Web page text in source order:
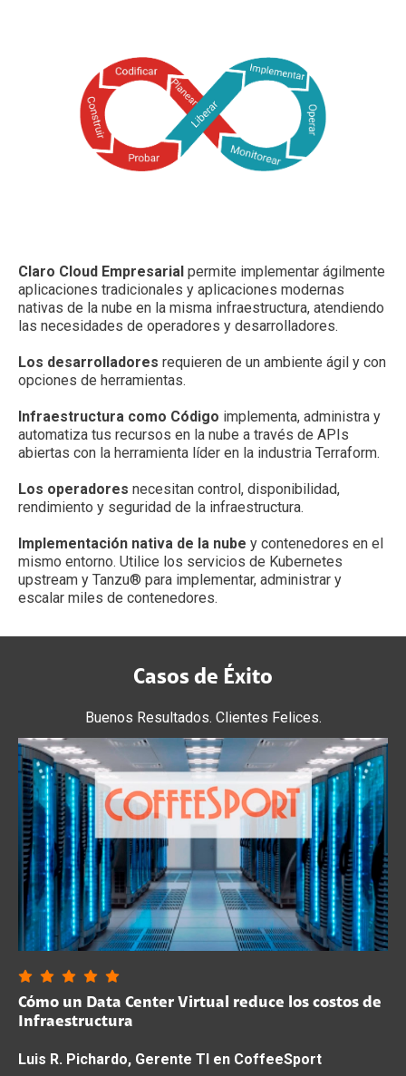
Claro Cloud Empresarial permite implementar ágilmente
aplicaciones tradicionales y aplicaciones modernas
nativas de la nube en la misma infraestructura, atendiendo
las necesidades de operadores y desarrolladores.
Los desarrolladores requieren de un ambiente ágil y con
opciones de herramientas.
Infraestructura como Código implementa, administra y
automatiza tus recursos en la nube a través de APIs
abiertas con la herramienta líder en la industria Terraform.
Los operadores necesitan control, disponibilidad,
rendimiento y seguridad de la infraestructura.
Implementación nativa de la nube y contenedores en el
mismo entorno. Utilice los servicios de Kubernetes
upstream y Tanzu® para implementar, administrar y
escalar miles de contenedores.
Casos de Éxito
Buenos Resultados. Clientes Felices.
Cómo un Data Center Virtual reduce los costos de
Infraestructura
Luis R. Pichardo, Gerente TI en CoffeeSport